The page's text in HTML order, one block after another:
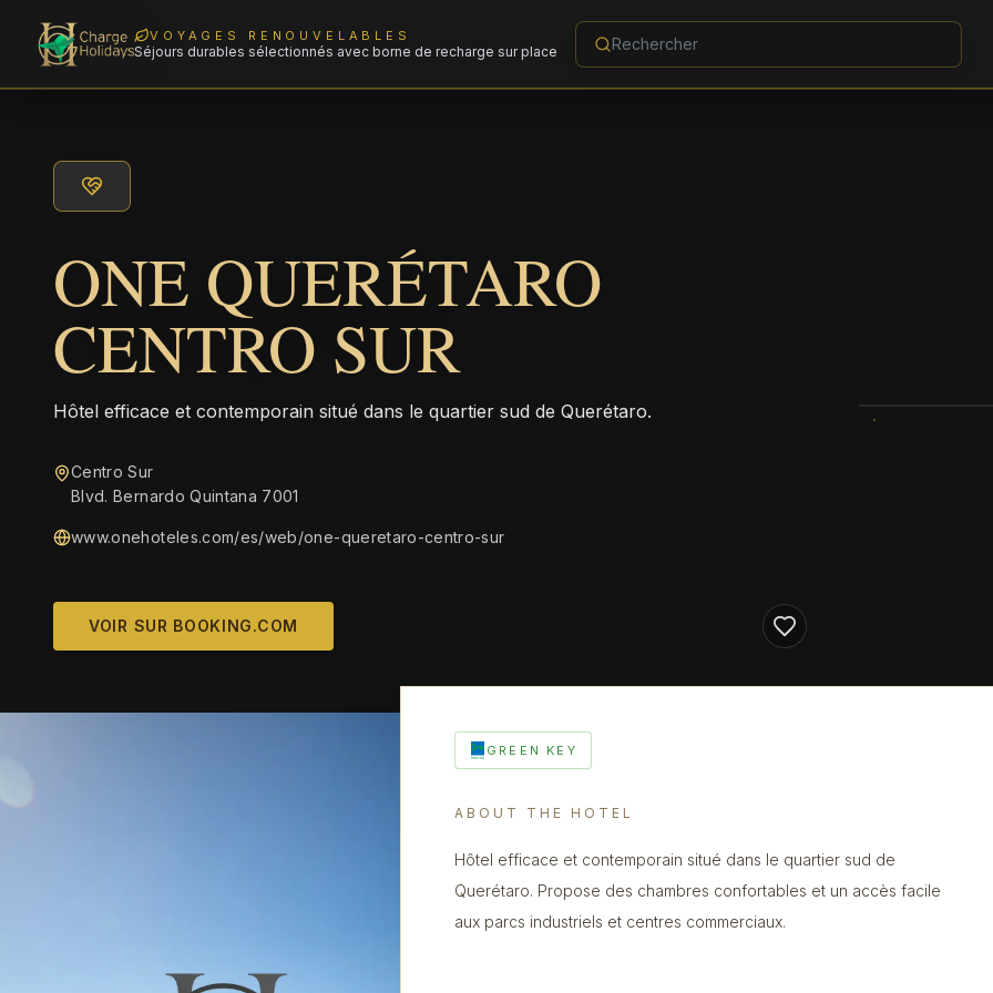
VOYAGES RENOUVELABLES
Séjours durables sélectionnés avec borne de recharge sur place
ONE QUERÉTARO
CENTRO SUR
Hôtel efficace et contemporain situé dans le quartier sud de Querétaro.
Centro Sur
Blvd. Bernardo Quintana 7001
www.onehoteles.com/es/web/one-queretaro-centro-sur
VOIR SUR BOOKING.COM
GREEN KEY
ABOUT THE HOTEL
Hôtel efficace et contemporain situé dans le quartier sud de
Querétaro. Propose des chambres confortables et un accès facile
aux parcs industriels et centres commerciaux.